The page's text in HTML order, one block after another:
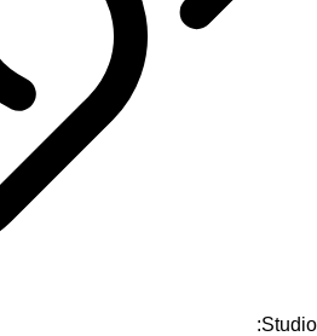
Studio: